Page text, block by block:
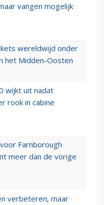
vangen mogelijk
wereldwijd onder
het Midden-Oosten
wijkt uit nadat
rook in cabine
Farnborough
meer dan de vorige
verbeteren, maar